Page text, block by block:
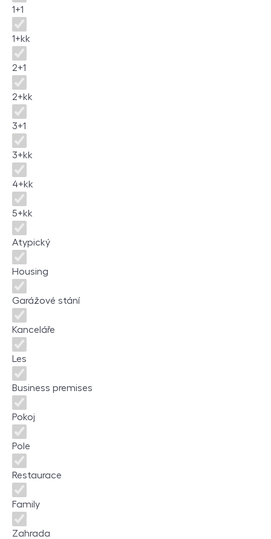
1+1
1+kk
2+1
2+kk
3+1
3+kk
4+kk
5+kk
Atypický
Housing
Garážové stání
Kanceláře
Les
Business premises
Pokoj
Pole
Restaurace
Family
Zahrada